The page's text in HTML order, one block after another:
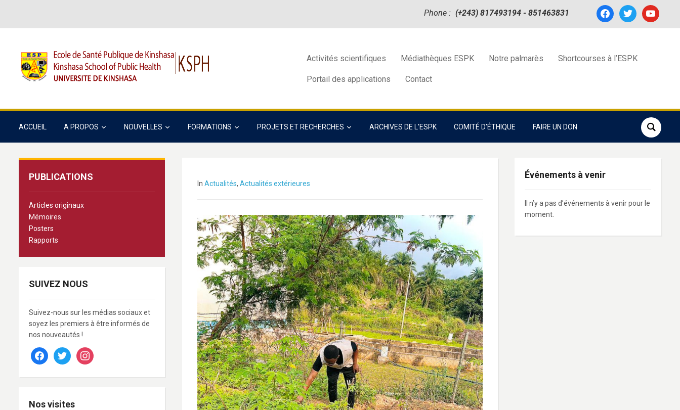
facebooktwitter youtube
Phone : (+243) 817493194 - 851463831
Activités scientifiques Médiathèques ESPK Notre palmarès Shortcourses à l’ESPK
Portail des applications Contact
ACCUEIL A PROPOS NOUVELLES FORMATIONS PROJETS ET RECHERCHES ARCHIVES DE L’ESPK COMITÉ D’ÉTHIQUE FAIRE UN DON
PUBLICATIONS
Articles originaux
Mémoires
Posters
Rapports
SUIVEZ NOUS
Suivez-nous sur les médias sociaux et
soyez les premiers à être informés de
nos nouveautés !
facebooktwitter instagram
Nos visites
In Actualités, Actualités extérieures
Événements à venir
Il n’y a pas d’événements à venir pour le
moment.